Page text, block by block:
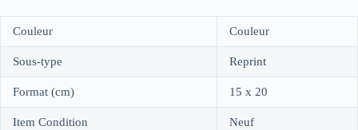
Couleur Couleur
Sous-type Reprint
Format (cm) 15 x 20
Item Condition Neuf